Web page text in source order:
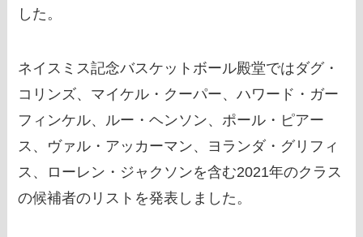
した。
ネイスミス記念バスケットボール殿堂ではダグ・
コリンズ、マイケル・クーパー、ハワード・ガー
フィンケル、ルー・ヘンソン、ポール・ピアー
ス、ヴァル・アッカーマン、ヨランダ・グリフィ
ス、ローレン・ジャクソンを含む2021年のクラス
の候補者のリストを発表しました。